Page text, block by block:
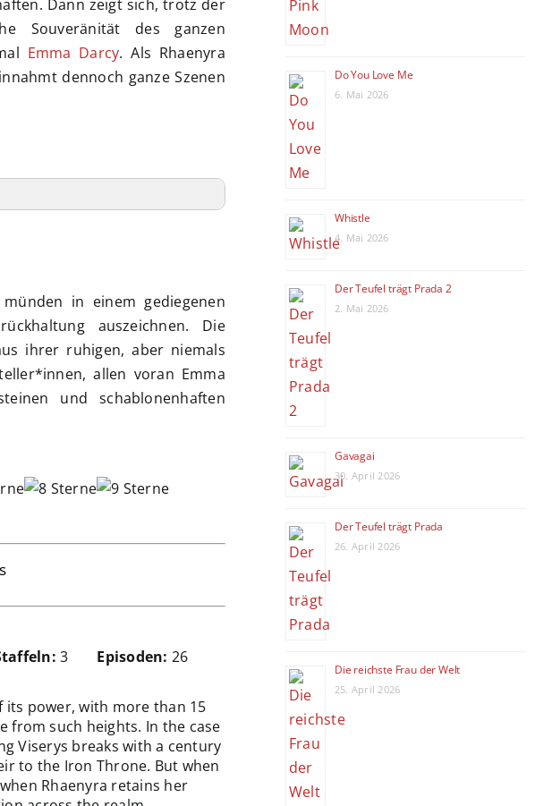
Dann zeigt sich, trotz der
Souveränität des ganzen
Emma Darcy. Als Rhaenyra
dennoch ganze Szenen
in einem gediegenen
auszeichnen. Die
ihrer ruhigen, aber niemals
allen voran Emma
und schablonenhaften
3 Episoden: 26
its power, with more than 15
from such heights. In the case
Viserys breaks with a century
to the Iron Throne. But when
Rhaenyra retains her
Do You Love Me
6. Mai 2026
Whistle
4. Mai 2026
Der Teufel trägt Prada 2
2. Mai 2026
Gavagai
30. April 2026
Der Teufel trägt Prada
26. April 2026
Die reichste Frau der Welt
25. April 2026